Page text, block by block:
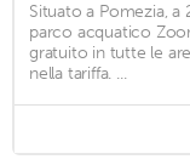
Situato a Pomezia,
parco acquatico
gratuito in tutte le
nella tariffa. ...